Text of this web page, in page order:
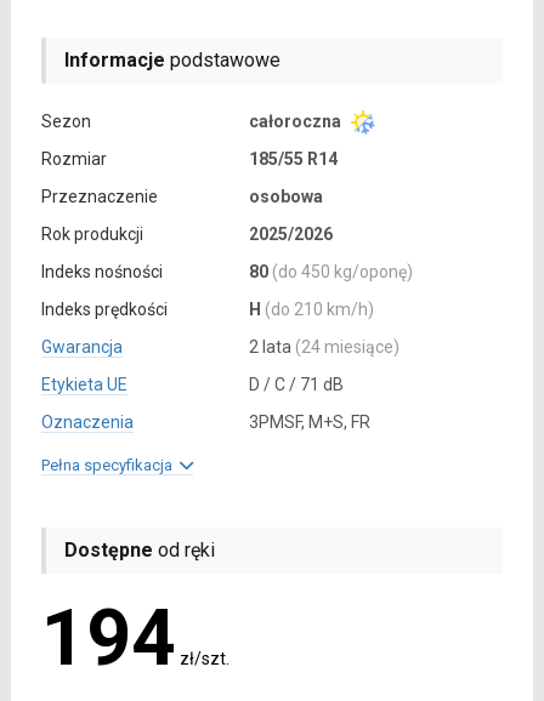
Informacje podstawowe
Sezon
całoroczna
Rozmiar
185/55 R14
Przeznaczenie
osobowa
Rok produkcji
2025/2026
Indeks nośności
80 (do 450 kg/oponę)
Indeks prędkości
H (do 210 km/h)
Gwarancja
2 lata (24 miesiące)
Etykieta UE
D / C / 71 dB
Oznaczenia
3PMSF, M+S, FR
Pełna specyfikacja
Dostępne od ręki
194 zł/szt.